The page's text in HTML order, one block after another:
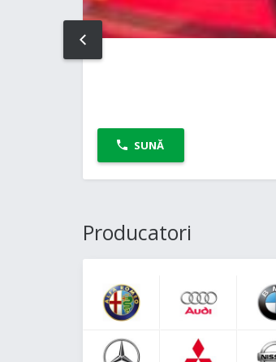
SUNĂ
PREV
Producatori